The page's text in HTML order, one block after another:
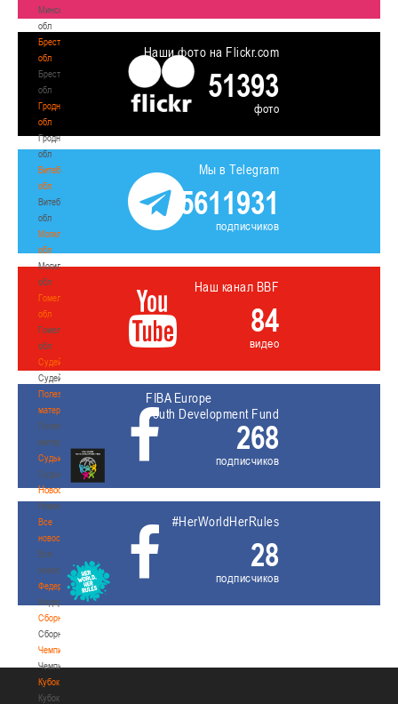
Минская
обл
Брестская
обл
Брестская
обл
Гродненская
обл
Гродненская
обл
Витебская
обл
Витебская
обл
Могилевская
обл
Могилевская
обл
Гомельская
обл
Гомельская
обл
Судейство
Судейство
Полезные
материалы
Полезные
материалы
Судьи
Судьи
Новости
Новости
Все
новости
Все
новости
Федерация
Федерация
Сборные
Сборные
Чемпионат
Чемпионат
Кубок
Кубок
Наши фото на Flickr.com
51393
фото
Мы в Telegram
5611931
подписчиков
Наш канал BBF
84
видео
FIBA Europe
Youth Development Fund
268
подписчиков
#HerWorldHerRules
28
подписчиков